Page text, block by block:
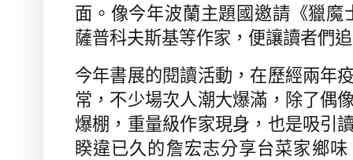
面。像今年波蘭主題國邀請《獵魔
薩普科夫斯基等作家，便讓讀者們
今年書展的閱讀活動，在歷經兩年
常，不少場次人潮大爆滿，除了偶
爆棚，重量級作家現身，也是吸引
睽違已久的詹宏志分享台菜家鄉